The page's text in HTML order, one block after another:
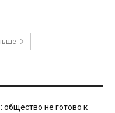
общество не готово к